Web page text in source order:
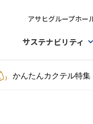
アサヒグループホー
サステナビリティ
かんたんカクテル特集